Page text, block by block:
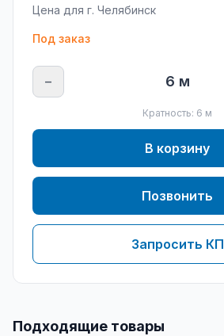
Цена для г. Челябинск
Под заказ
− 6 м
Кратность: 6 м
В корзину
Позвонить
Запросить КП
Подходящие товары